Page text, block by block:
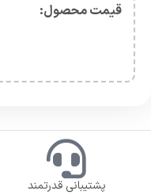
قیمت محصول:​
پشتیبانی قدرتمند